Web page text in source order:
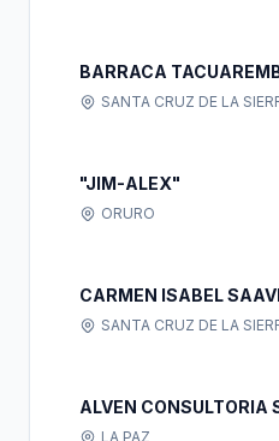
BARRACA
SANTA CRUZ DE LA
"JIM-ALEX"
ORURO
CARMEN ISABEL
SANTA CRUZ DE LA
ALVEN CONSULTORIA
LA PAZ